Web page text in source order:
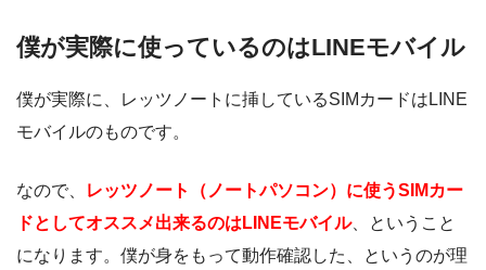
僕が実際に使っているのはLINEモバイル
僕が実際に、レッツノートに挿しているSIMカードはLINE
モバイルのものです。
なので、
レッツノート（ノートパソコン）に使うSIMカー
ドとしてオススメ出来るのはLINEモバイル、ということ
になります。僕が身をもって動作確認した、というのが理